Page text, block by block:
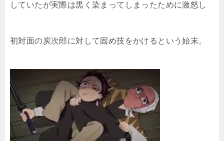
していたが実際は黒く染まってしまったために激怒し
初対面の炭次郎に対して固め技をかけるという始末。